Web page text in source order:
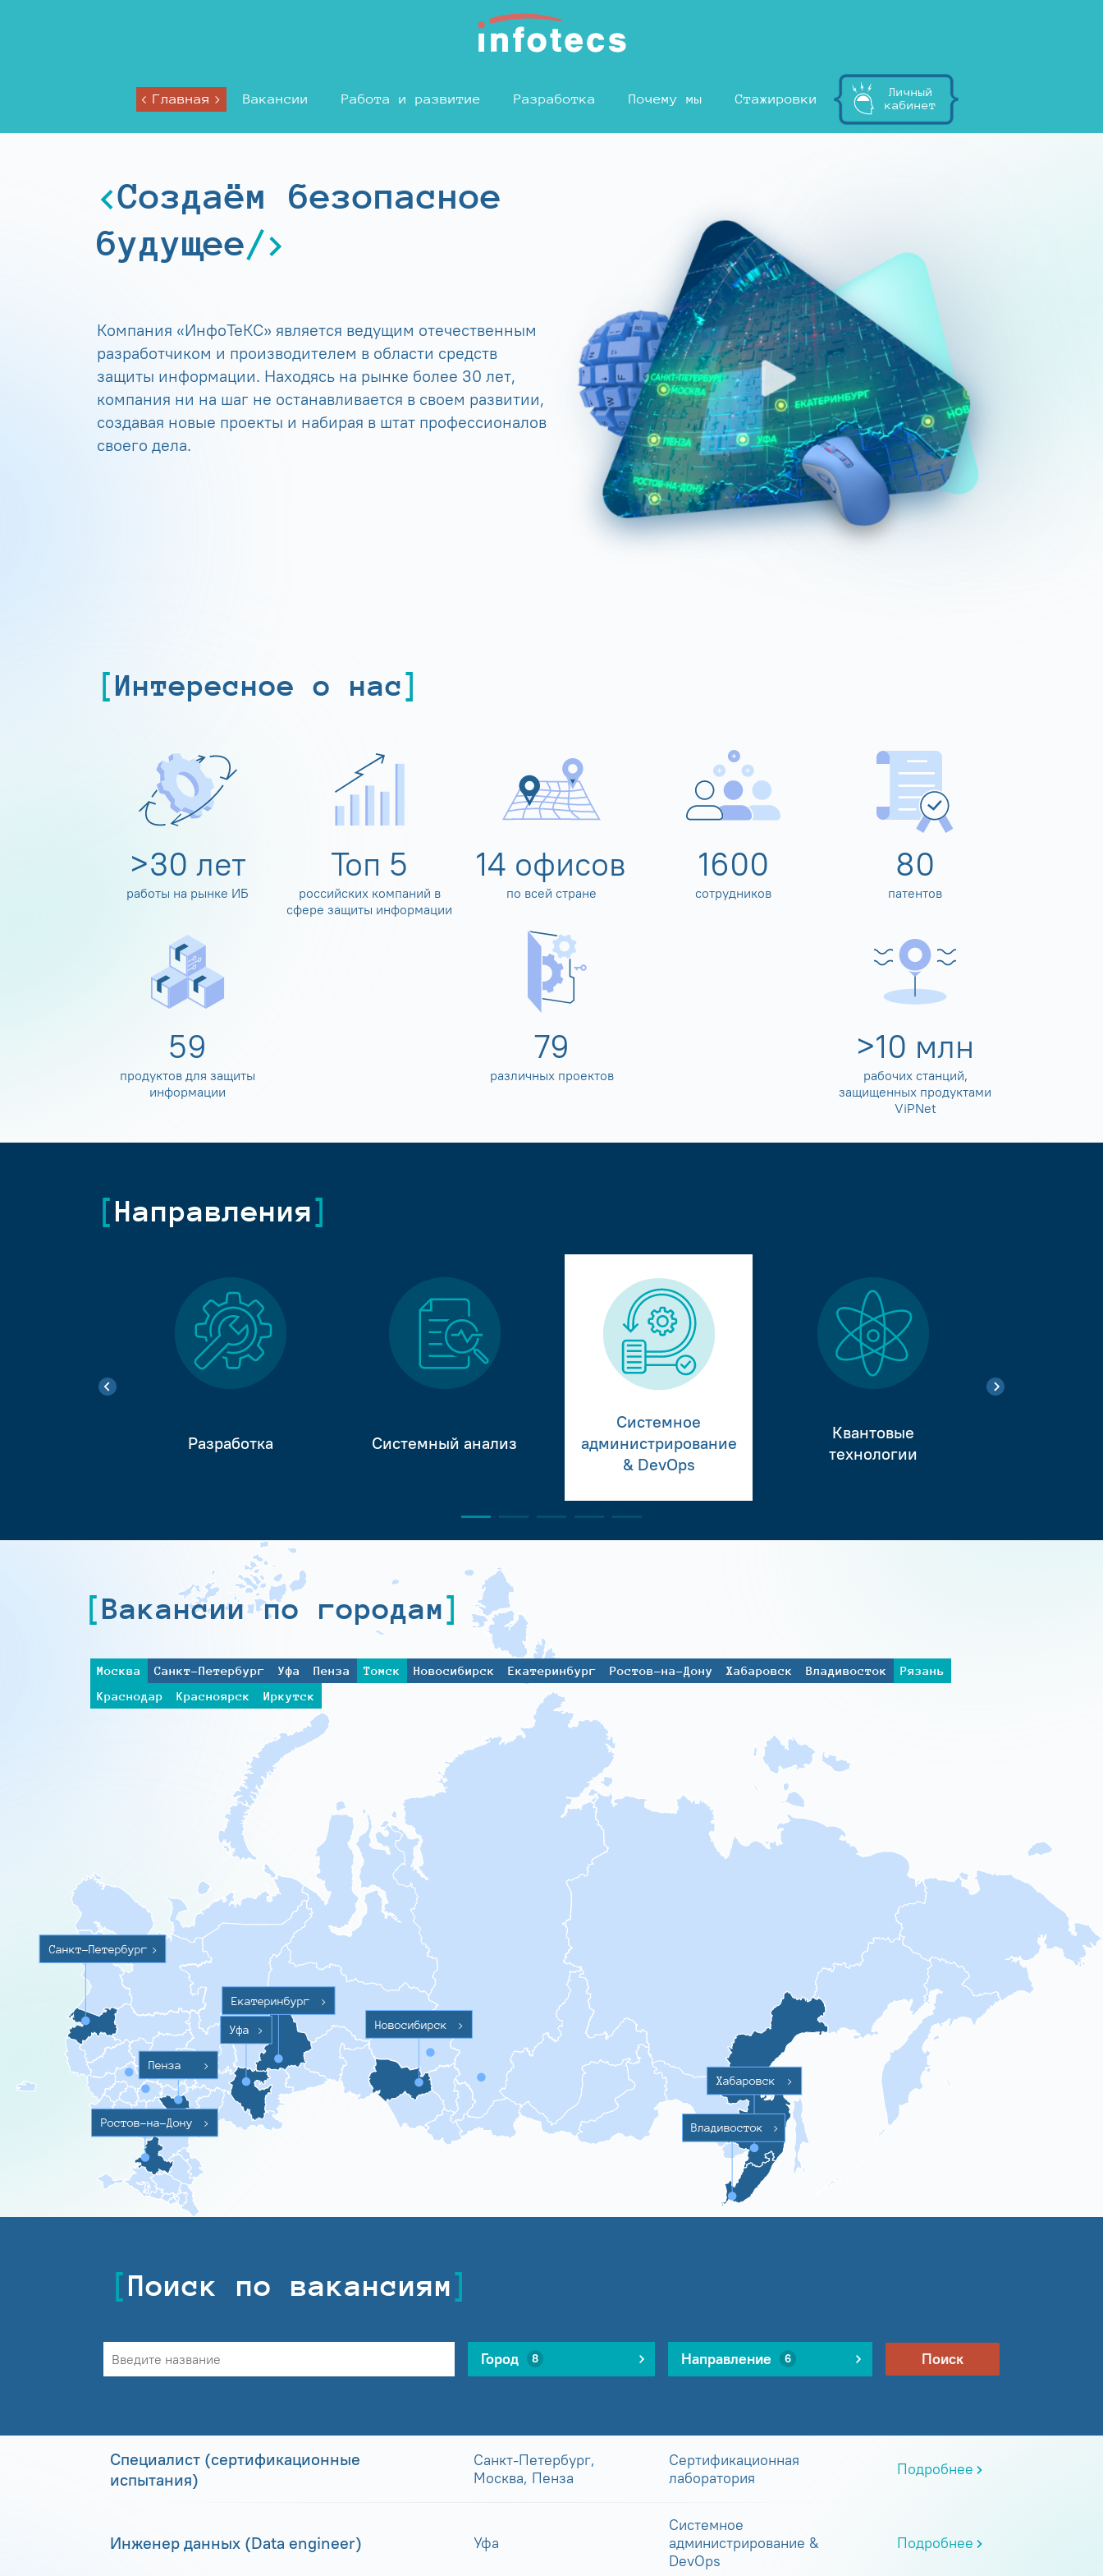
Главная Вакансии Работа и развитие Разработка Почему мы Стажировки
Личный
кабинет
Создаём безопасное
будущее
Компания «ИнфоТеКС» является ведущим отечественным
разработчиком и производителем в области средств
защиты информации. Находясь на рынке более 30 лет,
компания ни на шаг не останавливается в своем развитии,
создавая новые проекты и набирая в штат профессионалов
своего дела.
Интересное о нас
>30 лет
работы на рынке ИБ
Топ 5
российских компаний в
сфере защиты информации
14 офисов
по всей стране
1600
сотрудников
80
патентов
60
продуктов для защиты
информации
80
различных проектов
>10 млн
рабочих станций,
защищенных продуктами
ViPNet
Направления
Разработка Системный анализ
Системное
администрирование
& DevOps
Квантовые
технологии
Вакансии по городам
Москва Санкт-Петербург Уфа Пенза Томск Новосибирск Екатеринбург Ростов-на-Дону Хабаровск Владивосток
Рязань
Краснодар
Красноярск Иркутск
Санкт-Петербург >
Ростов-на-Дону >
Пенза >
Уфа >
Екатеринбург
>
Новосибирск
>
Хабаровск >
Владивосток >
Поиск по вакансиям
Город 8 Направление 6 Поиск
Специалист (сертификационные
испытания)
Санкт-Петербург,
Москва, Пенза
Сертификационная
лаборатория
Подробнее
Инженер данных (Data engineer) Уфа
Системное
администрирование &
DevOps
Подробнее